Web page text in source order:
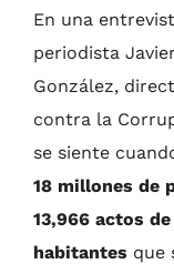
En una
periodista
González,
contra la
se siente
18 millones de
13,966 actos
habitantes que